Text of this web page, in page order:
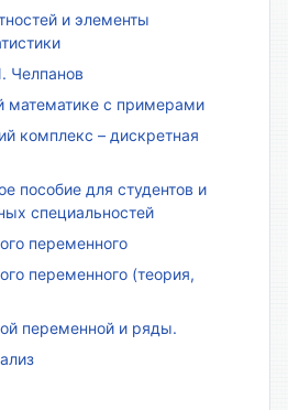
и элементы
Челпанов
математике с примерами
комплекс – дискретная
пособие для студентов и
специальностей
переменного
переменного (теория,
переменной и ряды.